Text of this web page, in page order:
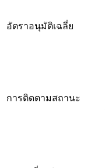
อัตราอนุมัติเฉลี่ย
การติดตามสถานะ